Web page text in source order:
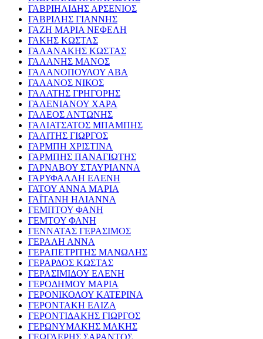
ΓΑΒΡΙΗΛΙΔΗΣ ΑΡΣΕΝΙΟΣ
ΓΑΒΡΙΛΗΣ ΓΙΑΝΝΗΣ
ΓΑΖΗ ΜΑΡΙΑ ΝΕΦΕΛΗ
ΓΑΚΗΣ ΚΩΣΤΑΣ
ΓΑΛΑΝΑΚΗΣ ΚΩΣΤΑΣ
ΓΑΛΑΝΗΣ ΜΑΝΟΣ
ΓΑΛΑΝΟΠΟΥΛΟΥ ΑΒΑ
ΓΑΛΑΝΟΣ ΝΙΚΟΣ
ΓΑΛΑΤΗΣ ΓΡΗΓΟΡΗΣ
ΓΑΛΕΝΙΑΝΟΥ ΧΑΡΑ
ΓΑΛΕΟΣ ΑΝΤΩΝΗΣ
ΓΑΛΙΑΤΣΑΤΟΣ ΜΠΑΜΠΗΣ
ΓΑΛΙΤΗΣ ΓΙΩΡΓΟΣ
ΓΑΡΜΠΗ ΧΡΙΣΤΙΝΑ
ΓΑΡΜΠΗΣ ΠΑΝΑΓΙΩΤΗΣ
ΓΑΡΝΑΒΟΥ ΣΤΑΥΡΙΑΝΝΑ
ΓΑΡΥΦΑΛΛΗ ΕΛΕΝΗ
ΓΑΤΟΥ ΑΝΝΑ ΜΑΡΙΑ
ΓΑΪΤΑΝΗ ΗΛΙΑΝΝΑ
ΓΕΜΠΤΟΥ ΦΑΝΗ
ΓΕΜΤΟΥ ΦΑΝΗ
ΓΕΝΝΑΤΑΣ ΓΕΡΑΣΙΜΟΣ
ΓΕΡΑΛΗ ΑΝΝΑ
ΓΕΡΑΠΕΤΡΙΤΗΣ ΜΑΝΩΛΗΣ
ΓΕΡΑΡΔΟΣ ΚΩΣΤΑΣ
ΓΕΡΑΣΙΜΙΔΟΥ ΕΛΕΝΗ
ΓΕΡΟΔΗΜΟΥ ΜΑΡΙΑ
ΓΕΡΟΝΙΚΟΛΟΥ ΚΑΤΕΡΙΝΑ
ΓΕΡΟΝΤΑΚΗ ΕΛΙΖΑ
ΓΕΡΟΝΤΙΔΑΚΗΣ ΓΙΩΡΓΟΣ
ΓΕΡΩΝΥΜΑΚΗΣ ΜΑΚΗΣ